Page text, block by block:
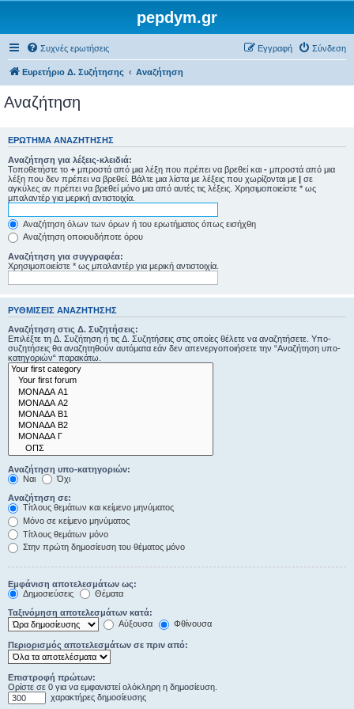
pepdym.gr
Συχνές ερωτήσεις Σύνδεση
Εγγραφή
Ευρετήριο Δ. Συζήτησης Αναζήτηση
Αναζήτηση
ΕΡΏΤΗΜΑ ΑΝΑΖΉΤΗΣΗΣ
Αναζήτηση για λέξεις-κλειδιά:
Τοποθετήστε το + μπροστά από μια λέξη που πρέπει να βρεθεί και - μπροστά από μια
λέξη που δεν πρέπει να βρεθεί. Βάλτε μια λίστα με λέξεις που χωρίζονται με | σε
αγκύλες αν πρέπει να βρεθεί μόνο μια από αυτές τις λέξεις. Χρησιμοποιείστε * ως
μπαλαντέρ για μερική αντιστοιχία.
Αναζήτηση όλων των όρων ή του ερωτήματος όπως εισήχθη
Αναζήτηση οποιουδήποτε όρου
Αναζήτηση για συγγραφέα:
Χρησιμοποιείστε * ως μπαλαντέρ για μερική αντιστοιχία.
ΡΥΘΜΊΣΕΙΣ ΑΝΑΖΉΤΗΣΗΣ
Αναζήτηση στις Δ. Συζητήσεις:
Επιλέξτε τη Δ. Συζήτηση ή τις Δ. Συζητήσεις στις οποίες θέλετε να αναζητήσετε. Υπο-
συζητήσεις θα αναζητηθούν αυτόματα εάν δεν απενεργοποιήσετε την “Αναζήτηση υπο-
κατηγοριών“ παρακάτω.
Αναζήτηση υπο-κατηγοριών:
Ναι
Όχι
Αναζήτηση σε:
Τίτλους θεμάτων και κείμενο μηνύματος
Μόνο σε κείμενο μηνύματος
Τίτλους θεμάτων μόνο
Στην πρώτη δημοσίευση του θέματος μόνο
Εμφάνιση αποτελεσμάτων ως:
Δημοσιεύσεις
Θέματα
Ταξινόμηση αποτελεσμάτων κατά:
Αύξουσα
Φθίνουσα
Περιορισμός αποτελεσμάτων σε πριν από:
Επιστροφή πρώτων:
Ορίστε σε 0 για να εμφανιστεί ολόκληρη η δημοσίευση.
χαρακτήρες δημοσίευσης